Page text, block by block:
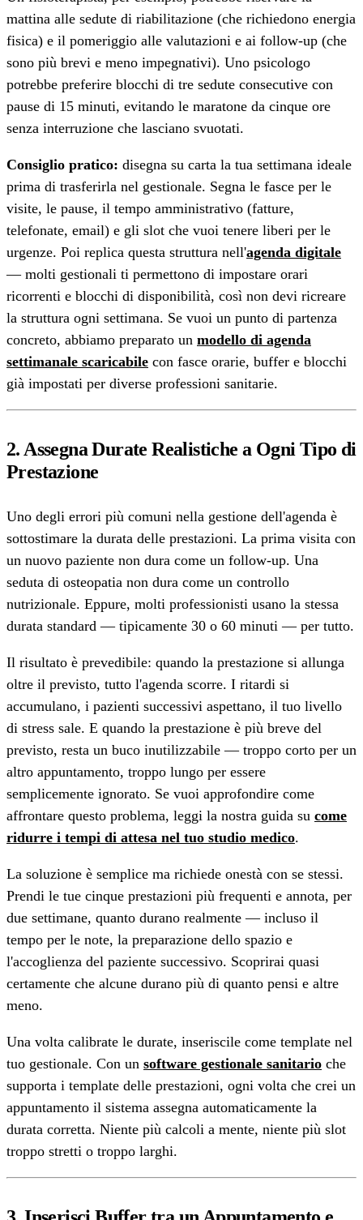
mattina alle sedute di riabilitazione (che richiedono energia
fisica) e il pomeriggio alle valutazioni e ai follow-up (che
sono più brevi e meno impegnativi). Uno psicologo
potrebbe preferire blocchi di tre sedute consecutive con
pause di 15 minuti, evitando le maratone da cinque ore
senza interruzione che lasciano svuotati.
Consiglio pratico: disegna su carta la tua settimana ideale
prima di trasferirla nel gestionale. Segna le fasce per le
visite, le pause, il tempo amministrativo (fatture,
telefonate, email) e gli slot che vuoi tenere liberi per le
urgenze. Poi replica questa struttura nell'agenda digitale
— molti gestionali ti permettono di impostare orari
ricorrenti e blocchi di disponibilità, così non devi ricreare
la struttura ogni settimana. Se vuoi un punto di partenza
concreto, abbiamo preparato un modello di agenda
settimanale scaricabile con fasce orarie, buffer e blocchi
già impostati per diverse professioni sanitarie.
2. Assegna Durate Realistiche a Ogni Tipo di
Prestazione
Uno degli errori più comuni nella gestione dell'agenda è
sottostimare la durata delle prestazioni. La prima visita con
un nuovo paziente non dura come un follow-up. Una
seduta di osteopatia non dura come un controllo
nutrizionale. Eppure, molti professionisti usano la stessa
durata standard — tipicamente 30 o 60 minuti — per tutto.
Il risultato è prevedibile: quando la prestazione si allunga
oltre il previsto, tutto l'agenda scorre. I ritardi si
accumulano, i pazienti successivi aspettano, il tuo livello
di stress sale. E quando la prestazione è più breve del
previsto, resta un buco inutilizzabile — troppo corto per un
altro appuntamento, troppo lungo per essere
semplicemente ignorato. Se vuoi approfondire come
affrontare questo problema, leggi la nostra guida su come
ridurre i tempi di attesa nel tuo studio medico.
La soluzione è semplice ma richiede onestà con se stessi.
Prendi le tue cinque prestazioni più frequenti e annota, per
due settimane, quanto durano realmente — incluso il
tempo per le note, la preparazione dello spazio e
l'accoglienza del paziente successivo. Scoprirai quasi
certamente che alcune durano più di quanto pensi e altre
meno.
Una volta calibrate le durate, inseriscile come template nel
tuo gestionale. Con un software gestionale sanitario che
supporta i template delle prestazioni, ogni volta che crei un
appuntamento il sistema assegna automaticamente la
durata corretta. Niente più calcoli a mente, niente più slot
troppo stretti o troppo larghi.